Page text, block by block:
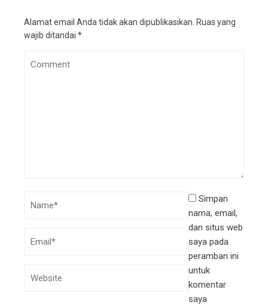
Alamat email Anda tidak akan dipublikasikan. Ruas yang
wajib ditandai *
Simpan
nama, email,
dan situs web
saya pada
peramban ini
untuk
komentar
saya